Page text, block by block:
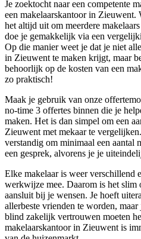
Je zoektocht naar een competente
een makelaarskantoor in Zieuwent.
het altijd uit om meerdere
doe je gemakkelijk via een
Op die manier weet je dat je niet
in Zieuwent te maken krijgt, maar
behoorlijk op de kosten van een
zo praktisch!
Maak je gebruik van onze
no-time 3 offertes binnen die je
maken. Het is dan simpel om een
Zieuwent met mekaar te
verstandig om minimaal een aantal
een gesprek, alvorens je je
Elke makelaar is weer verschillend
werkwijze mee. Daarom is het slim
aansluit bij je wensen. Je hoeft
allerbeste vrienden te worden,
blind zakelijk vertrouwen moeten
makelaarskantoor in Zieuwent is